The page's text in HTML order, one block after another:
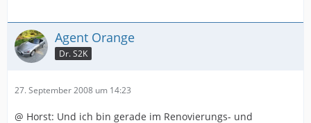
Agent Orange
Dr. S2K
27. September 2008 um 14:23
@ Horst: Und ich bin gerade im Renovierungs- und